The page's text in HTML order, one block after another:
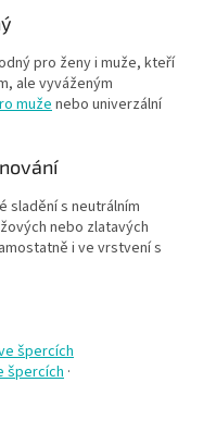
pro ženy i muže, kteří
ale vyváženým
muženebo univerzální
sladění s neutrálním
nebo zlatavých
i ve vrstvení s
špercích
špercích ·